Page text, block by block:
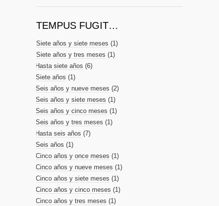
TEMPUS FUGIT…
Siete años y siete meses (1)
Siete años y tres meses (1)
Hasta siete años (6)
Siete años (1)
Seis años y nueve meses (2)
Seis años y siete meses (1)
Seis años y cinco meses (1)
Seis años y tres meses (1)
Hasta seis años (7)
Seis años (1)
Cinco años y once meses (1)
Cinco años y nueve meses (1)
Cinco años y siete meses (1)
Cinco años y cinco meses (1)
Cinco años y tres meses (1)